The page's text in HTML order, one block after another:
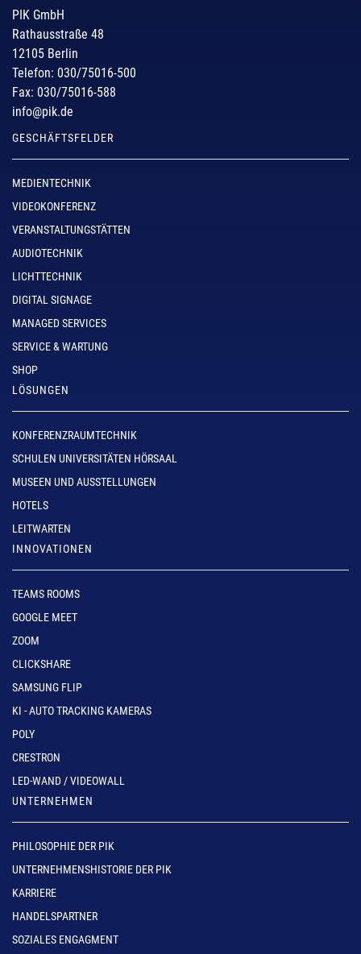
PIK GmbH
Rathausstraße 48
12105 Berlin
Telefon: 030/75016-500
Fax: 030/75016-588
info@pik.de
GESCHÄFTSFELDER
MEDIENTECHNIK
VIDEOKONFERENZ
VERANSTALTUNGSTÄTTEN
AUDIOTECHNIK
LICHTTECHNIK
DIGITAL SIGNAGE
MANAGED SERVICES
SERVICE & WARTUNG
SHOP
LÖSUNGEN
KONFERENZRAUMTECHNIK
SCHULEN UNIVERSITÄTEN HÖRSAAL
MUSEEN UND AUSSTELLUNGEN
HOTELS
LEITWARTEN
INNOVATIONEN
TEAMS ROOMS
GOOGLE MEET
ZOOM
CLICKSHARE
SAMSUNG FLIP
KI - AUTO TRACKING KAMERAS
POLY
CRESTRON
LED-WAND / VIDEOWALL
UNTERNEHMEN
PHILOSOPHIE DER PIK
UNTERNEHMENSHISTORIE DER PIK
KARRIERE
HANDELSPARTNER
SOZIALES ENGAGMENT